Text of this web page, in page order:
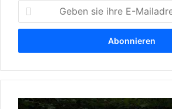
Geben
sie
ihre
Mailadresse
Dendar